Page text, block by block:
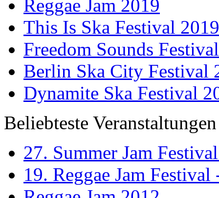
Reggae Jam 2019
This Is Ska Festival 2019
Freedom Sounds
Berlin Ska City Festival
Dynamite Ska Festival
Beliebteste Veranstaltungen
27. Summer Jam
19. Reggae Jam